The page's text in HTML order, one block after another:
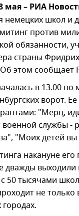
– РИА
немецких школ и
против
обязанности,
страны
этом сообщает
в 13.00 по
ворот. Ее
"Мерц,
службы -
"Моих детей
накануне его
дважды выходили
50 тысячами
не только